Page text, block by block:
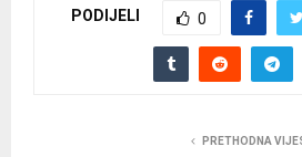
PODIJELI 0
PRETHODNA